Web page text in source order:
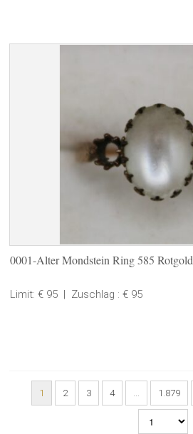
0001-Alter Mondstein Ring 585 Rotgold
Limit: € 95 | Zuschlag : € 95
1 2 3 4 1.879